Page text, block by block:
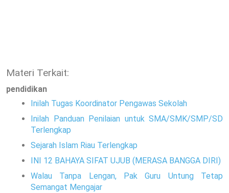
Materi Terkait:
pendidikan
Inilah Tugas Koordinator Pengawas Sekolah
Inilah Panduan Penilaian untuk SMA/SMK/SMP/SD
Terlengkap
Sejarah Islam Riau Terlengkap
INI 12 BAHAYA SIFAT UJUB (MERASA BANGGA DIRI)
Walau Tanpa Lengan, Pak Guru Untung Tetap
Semangat Mengajar